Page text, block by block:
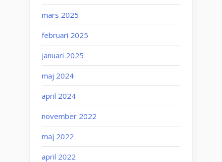
mars 2025
februari 2025
januari 2025
maj 2024
april 2024
november 2022
maj 2022
april 2022